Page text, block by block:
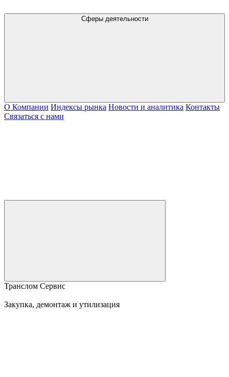
Сферы деятельности
О Компании Индексы рынка Новости и аналитика Контакты
Связаться с нами
Транслом Сервис
Закупка, демонтаж и утилизация